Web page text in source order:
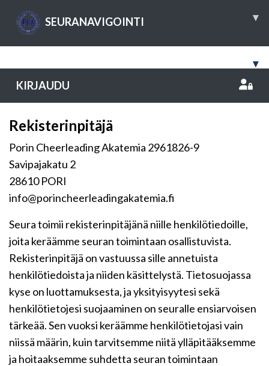
SEURANAVIGOINTI ▾
▾
KIRJAUDU
Rekisterinpitäjä
Porin Cheerleading Akatemia 2961826-9
Savipajakatu 2
28610 PORI
info@porincheerleadingakatemia.fi
Seura toimii rekisterinpitäjänä niille henkilötiedoille,
joita keräämme seuran toimintaan osallistuvista.
Rekisterinpitäjä on vastuussa sille annetuista
henkilötiedoista ja niiden käsittelystä. Tietosuojassa
kyse on luottamuksesta, ja yksityisyytesi sekä
henkilötietojesi suojaaminen on seuralle ensiarvoisen
tärkeää. Sen vuoksi keräämme henkilötietojasi vain
niissä määrin, kuin tarvitsemme niitä ylläpitääksemme
ja hoitaaksemme suhdetta seuran toimintaan